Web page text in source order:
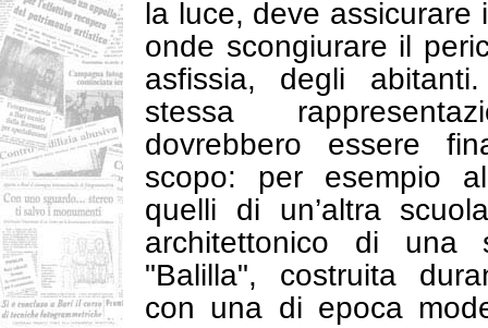
la luce, deve assicurare
onde scongiurare il
asfissia, degli
stessa
dovrebbero essere
scopo: per esempio
quelli di un’altra
architettonico di una
"Balilla", costruita
con una di epoca